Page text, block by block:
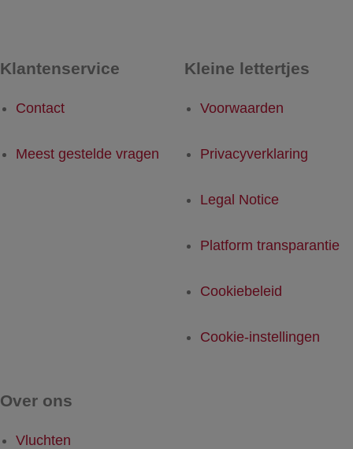
Klantenservice
Contact
Meest gestelde vragen
Kleine lettertjes
Voorwaarden
Privacyverklaring
Legal Notice
Platform transparantie
Cookiebeleid
Cookie-instellingen
Over ons
Vluchten